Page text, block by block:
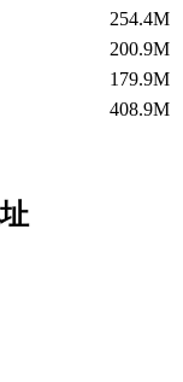
254.4M
200.9M
179.9M
408.9M